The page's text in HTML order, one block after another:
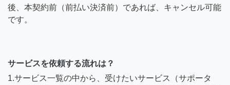
後、本契約前（前払い決済前）であれば、キャンセル可能
です。
サービスを依頼する流れは？
1.サービス一覧の中から、受けたいサービス（サポータ